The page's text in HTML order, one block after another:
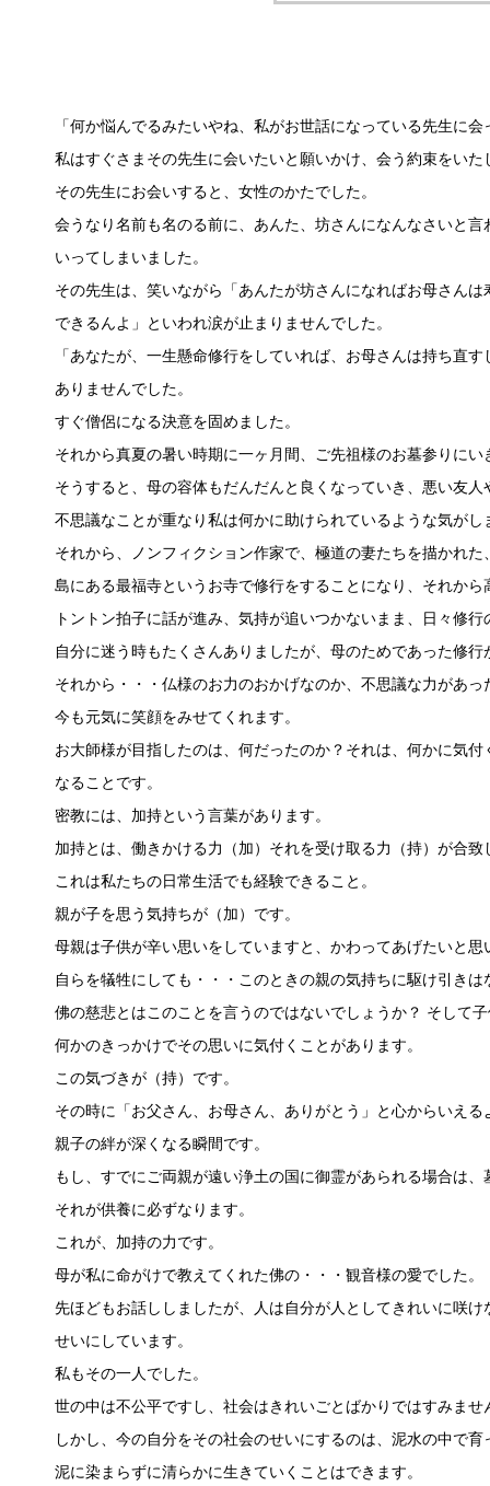
「何か悩んでるみたいやね、私がお世話になっている先生に
私はすぐさまその先生に会いたいと願いかけ、会う約束をいた
その先生にお会いすると、女性のかたでした。
会うなり名前も名のる前に、あんた、坊さんになんなさいと
いってしまいました。
その先生は、笑いながら「あんたが坊さんになればお母さん
できるんよ」といわれ涙が止まりませんでした。
「あなたが、一生懸命修行をしていれば、お母さんは持ち直
ありませんでした。
すぐ僧侶になる決意を固めました。
それから真夏の暑い時期に一ヶ月間、ご先祖様のお墓参りに
そうすると、母の容体もだんだんと良くなっていき、悪い友
不思議なことが重なり私は何かに助けられているような気がし
それから、ノンフィクション作家で、極道の妻たちを描かれ
島にある最福寺というお寺で修行をすることになり、それか
トントン拍子に話が進み、気持が追いつかないまま、日々修行
自分に迷う時もたくさんありましたが、母のためであった修
それから・・・仏様のお力のおかげなのか、不思議な力があ
今も元気に笑顔をみせてくれます。
お大師様が目指したのは、何だったのか？それは、何かに気
なることです。
密教には、加持という言葉があります。
加持とは、働きかける力（加）それを受け取る力（持）が合致
これは私たちの日常生活でも経験できること。
親が子を思う気持ちが（加）です。
母親は子供が辛い思いをしていますと、かわってあげたいと思
自らを犠牲にしても・・・このときの親の気持ちに駆け引き
佛の慈悲とはこのことを言うのではないでしょうか？ そして
何かのきっかけでその思いに気付くことがあります。
この気づきが（持）です。
その時に「お父さん、お母さん、ありがとう」と心からいえる
親子の絆が深くなる瞬間です。
もし、すでにご両親が遠い浄土の国に御霊があられる場合は
それが供養に必ずなります。
これが、加持の力です。
母が私に命がけで教えてくれた佛の・・・観音様の愛でした。
先ほどもお話ししましたが、人は自分が人としてきれいに咲
せいにしています。
私もその一人でした。
世の中は不公平ですし、社会はきれいごとばかりではすみませ
しかし、今の自分をその社会のせいにするのは、泥水の中で
泥に染まらずに清らかに生きていくことはできます。